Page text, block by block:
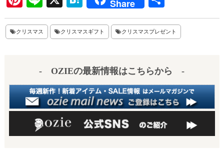
nt
er
ne
at
en
Share
有
クリスマス クリスマスギフト クリスマスプレゼント
- OZIEの最新情報はこちらから -